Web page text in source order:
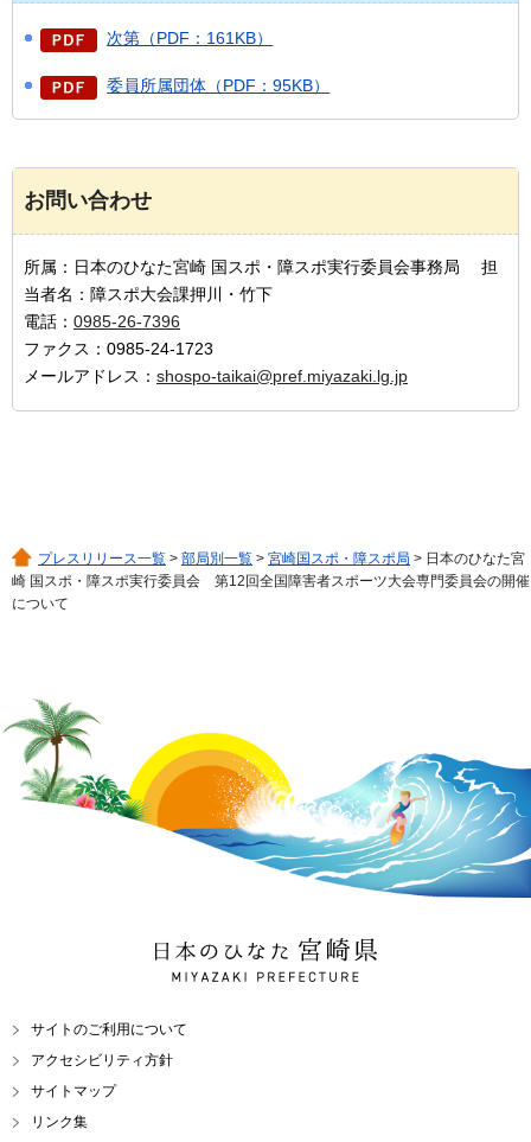
次第（PDF：161KB）
委員所属団体（PDF：95KB）
お問い合わせ
所属：日本のひなた宮崎 国スポ・障スポ実行委員会事務局 担
当者名：障スポ大会課押川・竹下
電話： 0985-26-7396
ファクス：0985-24-1723
メールアドレス： shospo-taikai@pref.miyazaki.lg.jp
プレスリリース一覧 > 部局別一覧 > 宮崎国スポ・障スポ局 > 日本のひなた宮
崎 国スポ・障スポ実行委員会 第12回全国障害者スポーツ大会専門委員会の開催
について
日本のひなた 宮崎県
MIYAZAKI PREFECTURE
サイトのご利用について
アクセシビリティ方針
サイトマップ
リンク集